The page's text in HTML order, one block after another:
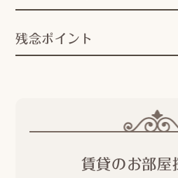
残念ポイント
賃貸のお部屋